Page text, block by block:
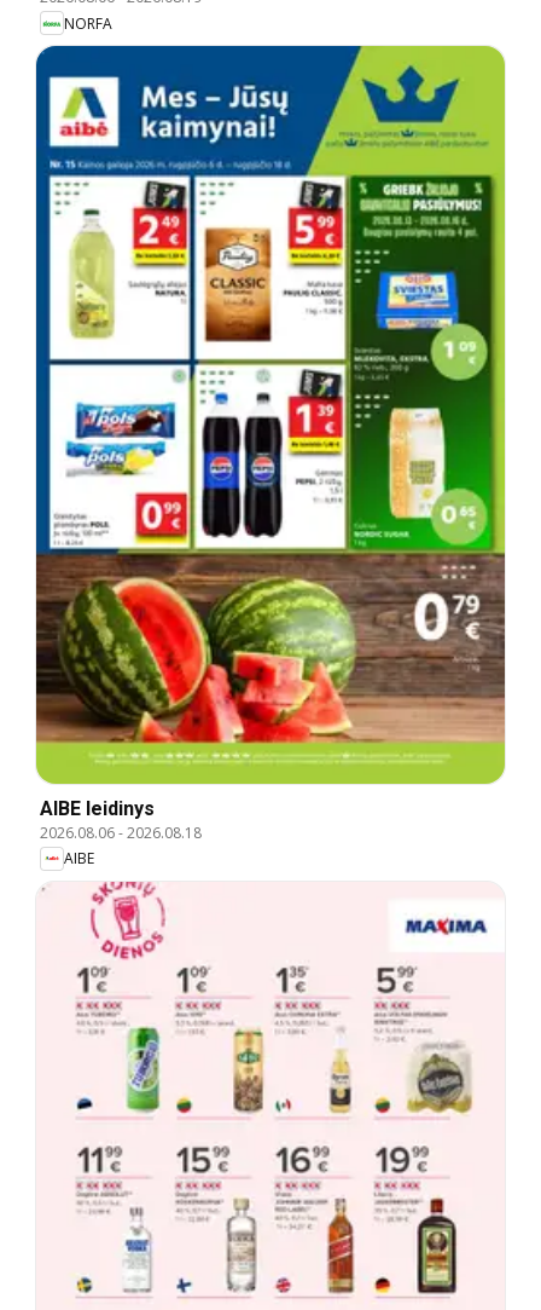
NORFA
AIBE leidinys
2026.08.06-2026.08.18
AIBE